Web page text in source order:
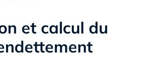
et calcul du